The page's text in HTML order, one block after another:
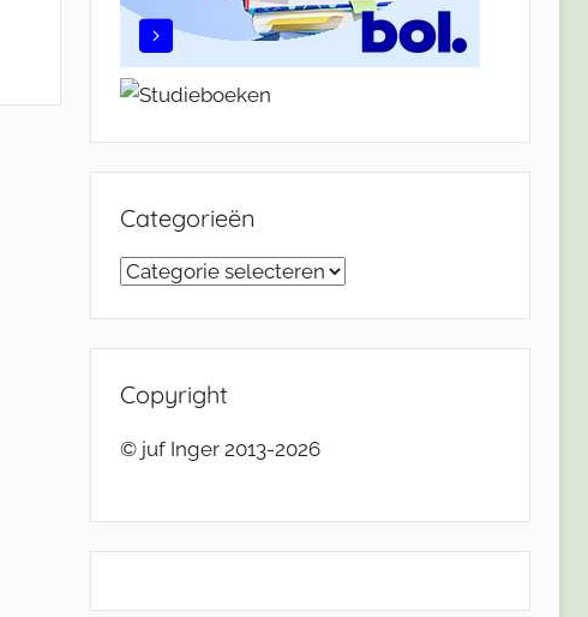
Categorieën
Categorieën
Copyright
© juf Inger 2013-2026